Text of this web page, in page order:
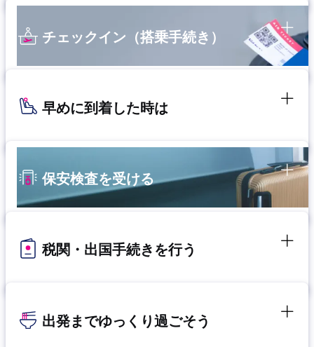
チェックイン（搭乗手続き）
早めに到着した時は
保安検査を受ける
税関・出国手続きを行う
出発までゆっくり過ごそう​